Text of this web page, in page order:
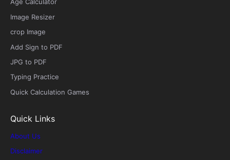
Age Calculator
Image Resizer
crop Image
Add Sign to PDF
JPG to PDF
Typing Practice
Quick Calculation Games
Quick Links
About Us
Disclaimer